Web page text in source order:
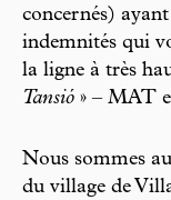
concernés)
indemnités qui
la ligne à très
Tansió » – MAT
Nous sommes
du village de